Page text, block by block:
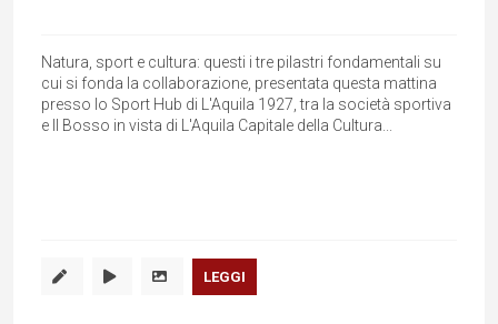
Natura, sport e cultura: questi i tre pilastri fondamentali su
cui si fonda la collaborazione, presentata questa mattina
presso lo Sport Hub di L'Aquila 1927, tra la società sportiva
e Il Bosso in vista di L'Aquila Capitale della Cultura...
LEGGI